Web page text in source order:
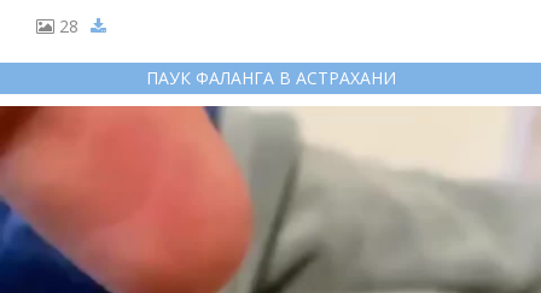
28
ПАУК ФАЛАНГА В АСТРАХАНИ